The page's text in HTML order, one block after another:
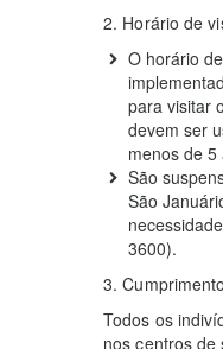
2. Horário de
O horário
para visitar
devem ser
menos de 5
São
São
3600).
3.
Todos os
nos centros